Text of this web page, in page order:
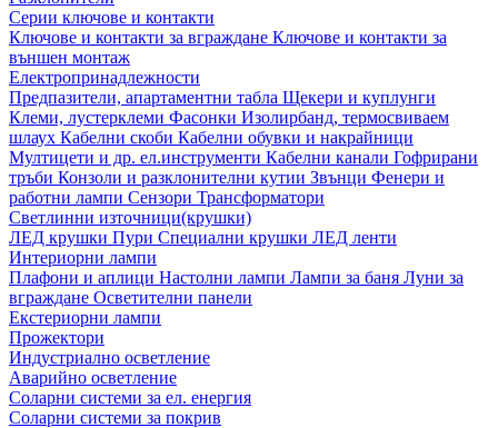
Серии ключове и контакти
Ключове и контакти за вграждане Ключове и контакти за
външен монтаж
Електропринадлежности
Предпазители, апартаментни табла Щекери и куплунги
Клеми, лустерклеми Фасонки Изолирбанд, термосвиваем
шлаух Кабелни скоби Кабелни обувки и накрайници
Мултицети и др. ел.инструменти Кабелни канали Гофрирани
тръби Конзоли и разклонителни кутии Звънци Фенери и
работни лампи Сензори Трансформатори
Светлинни източници(крушки)
ЛЕД крушки Пури Специални крушки ЛЕД ленти
Интериорни лампи
Плафони и аплици Настолни лампи Лампи за баня Луни за
вграждане Осветителни панели
Екстериорни лампи
Прожектори
Индустриално осветление
Аварийно осветление
Соларни системи за ел. енергия
Соларни системи за покрив